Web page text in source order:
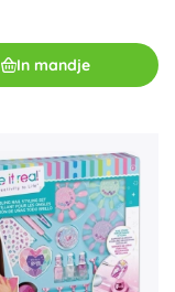
In mandje